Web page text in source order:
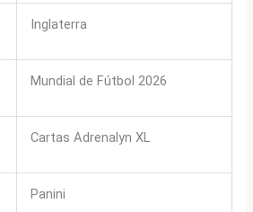
Inglaterra
Mundial de Fútbol 2026
Cartas Adrenalyn XL
Panini